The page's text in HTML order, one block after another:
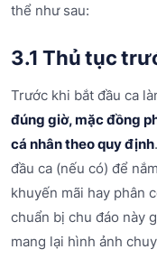
thể như sau:
3.1 Thủ tục
Trước khi bắt đầu ca
đúng giờ, mặc đồng
cá nhân theo quy định
đầu ca (nếu có) để
khuyến mãi hay phân
chuẩn bị chu đáo này
mang lại hình ảnh